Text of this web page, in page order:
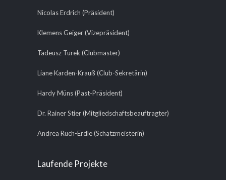
Nicolas Erdrich (Präsident)
Klemens Geiger (Vizepräsident)
Tadeusz Turek (Clubmaster)
Liane Karden-Krauß (Club-Sekretärin)
Hardy Müns (Past-Präsident)
Dr. Rainer Stier (Mitgliedschaftsbeauftragter)
Andrea Ruch-Erdle (Schatzmeisterin)
Laufende Projekte